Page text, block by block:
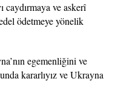
caydırmaya ve askerî
ödetmeye yönelik
egemenliğini ve
kararlıyız ve Ukrayna